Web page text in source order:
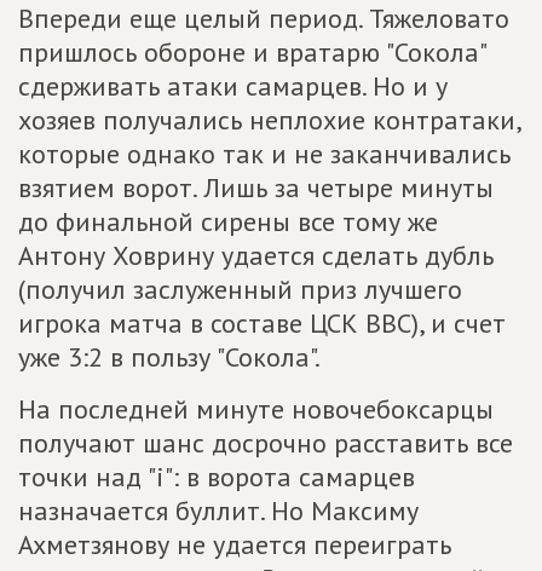
Впереди еще целый период. Тяжеловато
пришлось обороне и вратарю "Сокола"
сдерживать атаки самарцев. Но и у
хозяев получались неплохие контратаки,
которые однако так и не заканчивались
взятием ворот. Лишь за четыре минуты
до финальной сирены все тому же
Антону Ховрину удается сделать дубль
(получил заслуженный приз лучшего
игрока матча в составе ЦСК ВВС), и счет
уже 3:2 в пользу "Сокола".
На последней минуте новочебоксарцы
получают шанс досрочно расставить все
точки над "i": в ворота самарцев
назначается буллит. Но Максиму
Ахметзянову не удается переиграть